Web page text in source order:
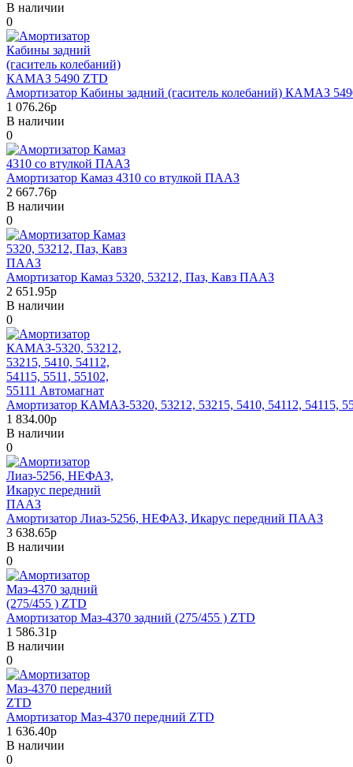
В наличии
0
Амортизатор Кабины задний (гаситель колебаний) КАМАЗ
1 076.26р
В наличии
0
Амортизатор Камаз 4310 со втулкой ПААЗ
2 667.76р
В наличии
0
Амортизатор Камаз 5320, 53212, Паз, Кавз ПААЗ
2 651.95р
В наличии
0
Амортизатор КАМАЗ-5320, 53212, 53215, 5410, 54112, 54115,
1 834.00р
В наличии
0
Амортизатор Лиаз-5256, НЕФАЗ, Икарус передний ПААЗ
3 638.65р
В наличии
0
Амортизатор Маз-4370 задний (275/455 ) ZTD
1 586.31р
В наличии
0
Амортизатор Маз-4370 передний ZTD
1 636.40р
В наличии
0